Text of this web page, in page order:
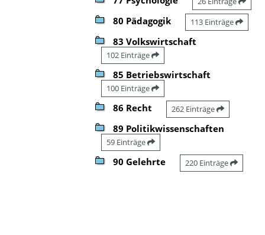
80 Pädagogik 113 Einträge
83 Volkswirtschaft
102 Einträge
85 Betriebswirtschaft
100 Einträge
86 Recht 262 Einträge
89 Politikwissenschaften
59 Einträge
90 Gelehrte 220 Einträge